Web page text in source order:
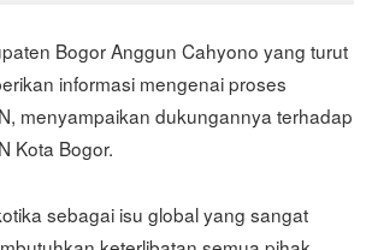
Bogor Anggun Cahyono yang turut
informasi mengenai proses
menyampaikan dukungannya terhadap
Kota Bogor.
sebagai isu global yang sangat